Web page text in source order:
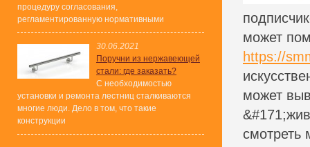
процедуру согласования,
регламентированную нормативными
30.06.2021
Поручни из нержавеющей
стали: где заказать?
С необходимостью
установки и ремонта лестниц сталкиваются
многие люди. Дело в том, что такие
конструкции
может
https://
может
смотреть